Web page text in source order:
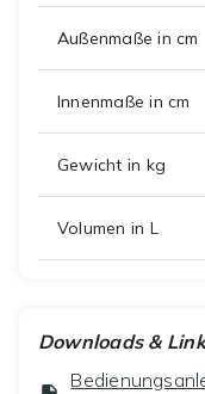
Außenmaße in cm
Innenmaße in cm
Gewicht in kg
Volumen in L
Downloads &